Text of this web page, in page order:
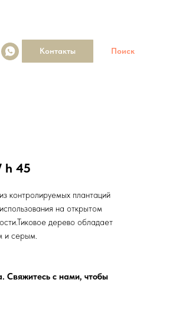
Контакты Поиск
h 45
контролируемых плантаций
на открытом
дерево обладает
и серым.
Свяжитесь с нами, чтобы